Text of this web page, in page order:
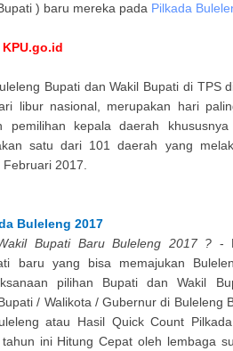
) baru mereka pada Pilkada
KPU.go.id
Bupati dan Wakil Bupati di TPS
libur nasional, merupakan hari
pemilihan kepala daerah
satu dari 101 daerah yang
Februari 2017.
Buleleng 2017
BupatiBaruBuleleng 2017 ? -
baru yang bisa memajukan
pilihan Bupati dan Wakil
/ Walikota / Gubernur di Buleleng
atau Hasil Quick Count Pilkada
ini Hitung Cepat oleh lembaga